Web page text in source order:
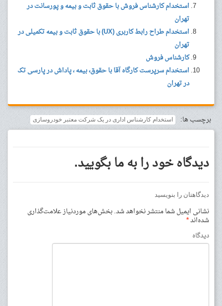
استخدام کارشناس فروش با حقوق ثابت و بیمه و پورسانت در
تهران
استخدام طراح رابط کاربری (UX) با حقوق ثابت و بیمه تکمیلی در
تهران
کارشناس فروش
استخدام سرپرست کارگاه آقا با حقوق، بیمه ، پاداش در پارسی تک
در تهران
برچسب ها: استخدام کارشناس اداری در یک شرکت معتبر خودروسازی
دیدگاه خود را به ما بگویید.
دیدگاهتان را بنویسید
نشانی ایمیل شما منتشر نخواهد شد.بخش‌های موردنیاز علامت‌گذاری
شده‌اند*
دیدگاه